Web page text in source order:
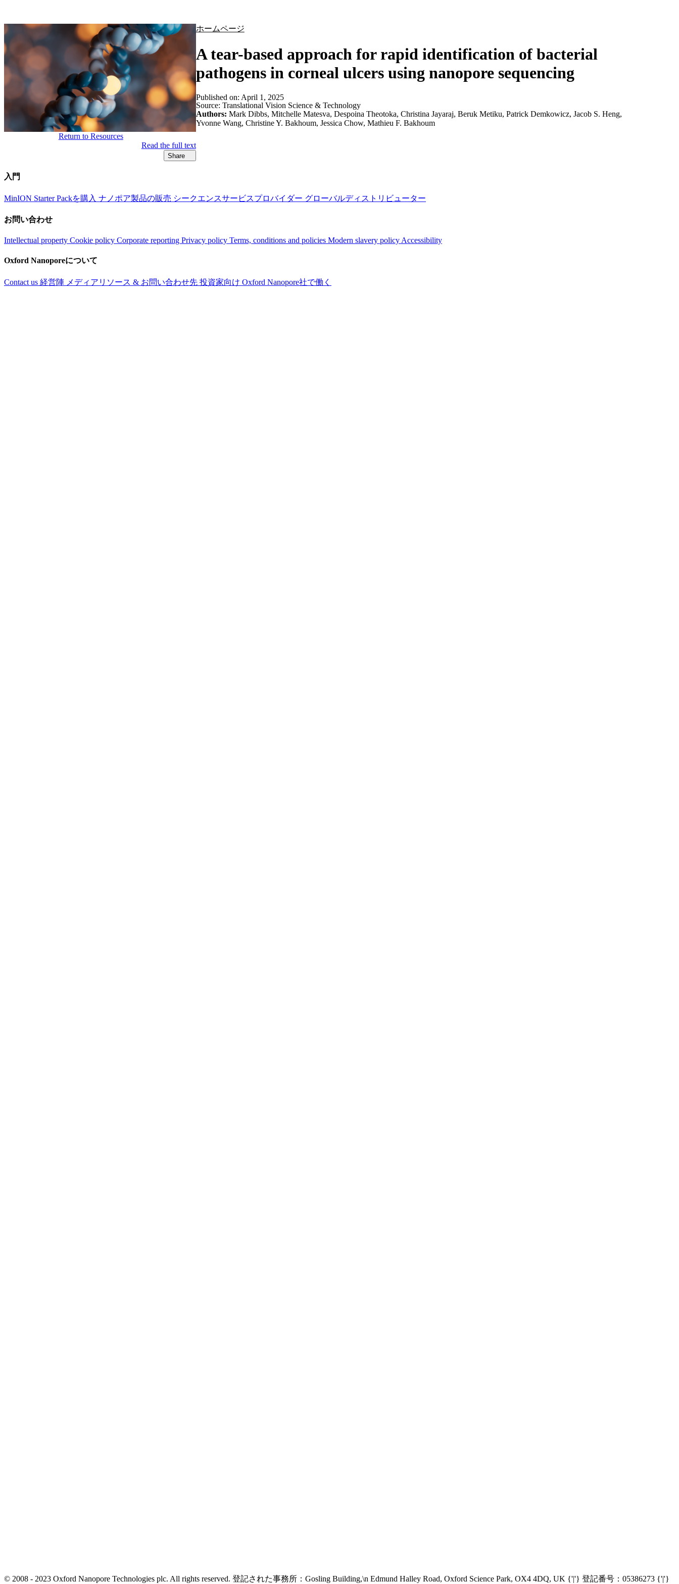
ホームページ
A tear-based approach for rapid identification of bacterial
pathogens in corneal ulcers using nanopore sequencing
Return to Resources
Read the full text
Share
Published on: April 1, 2025
Source: Translational Vision Science & Technology
Authors: Mark Dibbs, Mitchelle Matesva, Despoina Theotoka, Christina Jayaraj, Beruk Metiku, Patrick Demkowicz, Jacob S. Heng,
Yvonne Wang, Christine Y. Bakhoum, Jessica Chow, Mathieu F. Bakhoum
入門
MinION Starter Packを購入 ナノポア製品の販売 シークエンスサービスプロバイダー グローバルディストリビューター
お問い合わせ
Intellectual property Cookie policy Corporate reporting Privacy policy Terms, conditions and policies Modern slavery policy Accessibility
Oxford Nanoporeについて
Contact us 経営陣 メディアリソース & お問い合わせ先 投資家向け Oxford Nanopore社で働く
© 2008 - 2023 Oxford Nanopore Technologies plc. All rights reserved. 登記された事務所：Gosling Building,\n Edmund Halley Road, Oxford Science Park, OX4 4DQ, UK {'|'} 登記番号：05386273 {'|'}